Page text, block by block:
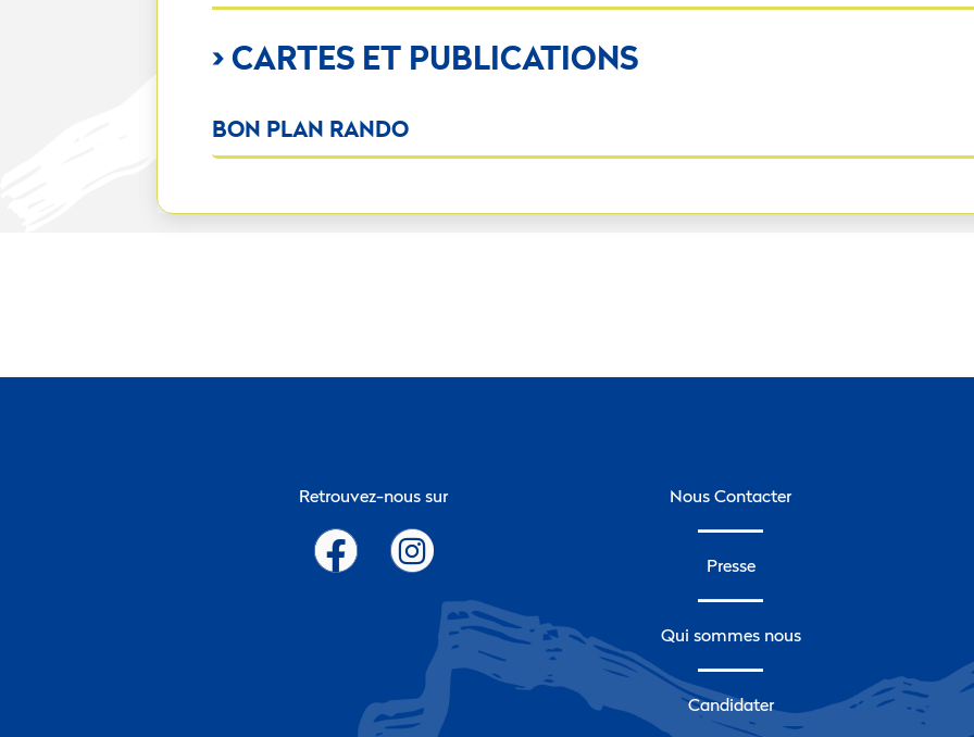
> CARTES ET PUBLICATIONS
BON PLAN RANDO
Retrouvez-nous sur Nous Contacter
Presse
Qui sommes nous
Candidater